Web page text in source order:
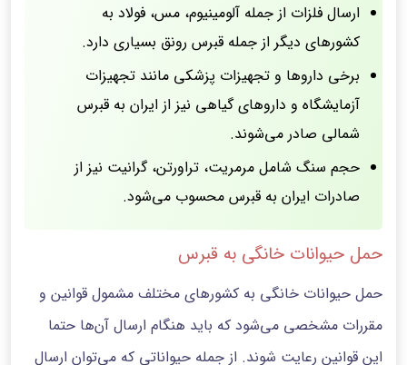
ارسال فلزات از جمله آلومینیوم، مس، فولاد به
کشورهای دیگر از جمله قبرس رونق بسیاری دارد.
برخی داروها و تجهیزات پزشکی مانند تجهیزات
آزمایشگاه و داروهای گیاهی نیز از ایران به قبرس
شمالی صادر می‌شوند.
حجم سنگ شامل مرمریت، تراورتن، گرانیت نیز از
صادرات ایران به قبرس محسوب می‌شود.
حمل حیوانات خانگی به قبرس
حمل حیوانات خانگی به کشورهای مختلف مشمول قوانین و
مقررات مشخصی می‌شود که باید هنگام ارسال آن‌ها حتما
این قوانین رعایت شوند. از جمله حیواناتی که می‌توان ارسال